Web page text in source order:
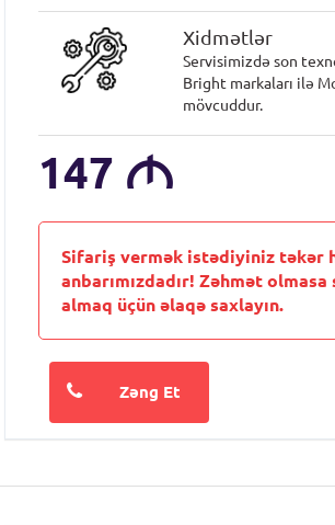
Xidmətlər
Servisimizdə son
Bright markaları ilə
mövcuddur.
147 M
Sifariş vermək istədiyiniz təkər
anbarımızdadır! Zəhmət
almaq üçün əlaqə saxlayın.
Zəng Et